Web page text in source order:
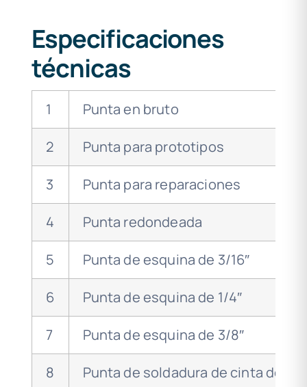
Especificaciones
técnicas
1 Punta en bruto
2 Punta para prototipos
3 Punta para reparaciones
4 Punta redondeada
5 Punta de esquina de 3/16″
6 Punta de esquina de 1/4″
7 Punta de esquina de 3/8″
8 Punta de soldadura de cinta de 5/